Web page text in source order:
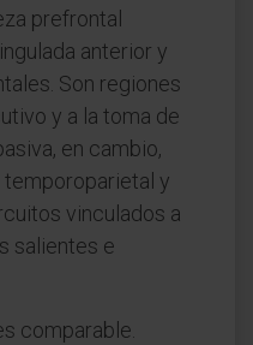
prefrontal
anterior y
Son regiones
y a la toma de
en cambio,
temporoparietal y
vinculados a
salientes e
comparable.